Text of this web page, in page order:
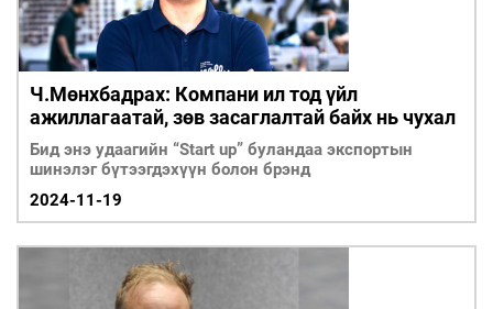
Ч.Мөнхбадрах: Компани ил тод үйл
ажиллагаатай, зөв засаглалтай байх нь чухал
Бид энэ удаагийн “Start up” буландаа экспортын
шинэлэг бүтээгдэхүүн болон брэнд
2024-11-19